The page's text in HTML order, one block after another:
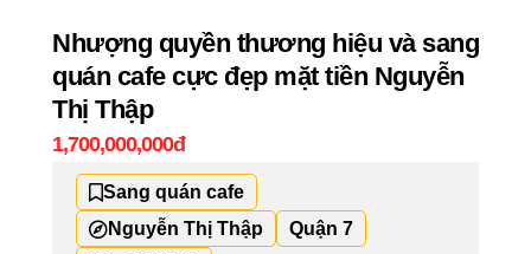
Nhượng quyền thương hiệu và sang
quán cafe cực đẹp mặt tiền Nguyễn
Thị Thập
1,700,000,000đ
Sang quán cafe
Nguyễn Thị Thập
Quận 7